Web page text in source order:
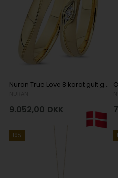
Nuran True Love 8 karat gult guld Vielsesringe med 0,04 ct diamanter wesselton si
9.052,00 DKK
19%